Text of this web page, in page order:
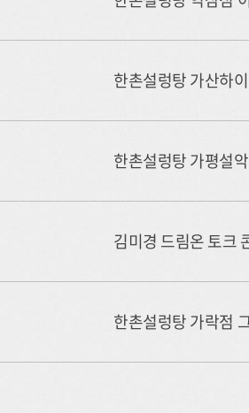
한촌설렁탕 가산하
한촌설렁탕 가평설
김미경 드림온 토크
한촌설렁탕 가락점